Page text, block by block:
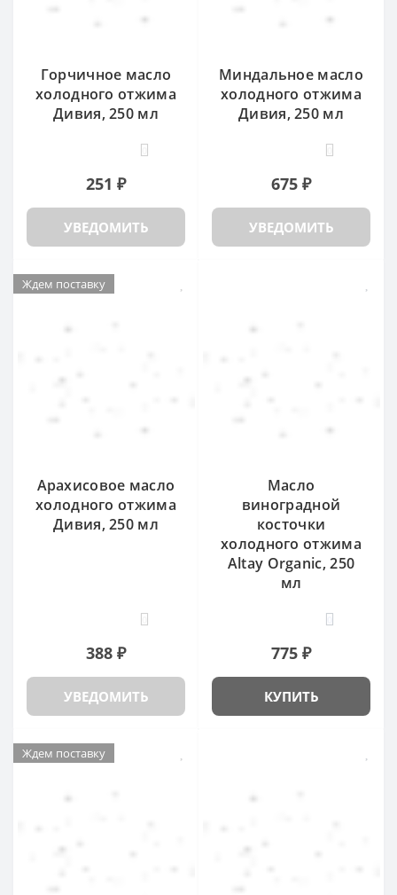
Горчичное масло
холодного отжима
Дивия, 250 мл
251 ₽
УВЕДОМИТЬ
Миндальное масло
холодного отжима
Дивия, 250 мл
675 ₽
УВЕДОМИТЬ
Ждем поставку
Арахисовое масло
холодного отжима
Дивия, 250 мл
388 ₽
УВЕДОМИТЬ
Масло
виноградной
косточки
холодного отжима
Altay Organic, 250
мл
775 ₽
КУПИТЬ
Ждем поставку